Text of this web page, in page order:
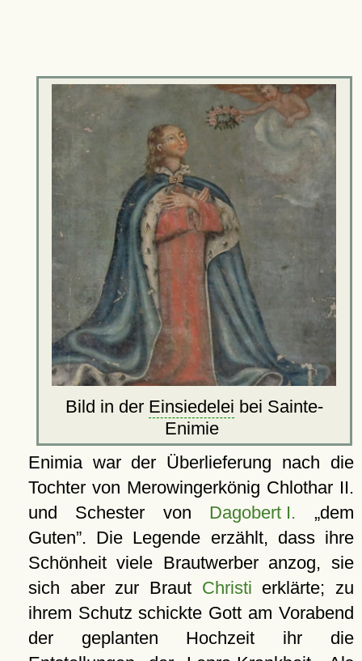
Bild in der Einsiedelei bei Sainte-
Enimie
Enimia war der Überlieferung nach die
Tochter von Merowingerkönig Chlothar II.
und Schester von Dagobert I.
dem
Guten . Die Legende erzählt, dass ihre
Schönheit viele Brautwerber anzog, sie
sich aber zur Braut Christi erklärte; zu
ihrem Schutz schickte Gott am Vorabend
der geplanten Hochzeit ihr die